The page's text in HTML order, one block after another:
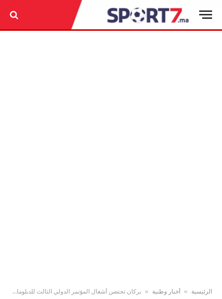
الرئيسية » أخبار وطنية » بركان تحتضن أشغال المؤتمر الدولي الثالث للدبلوماسية الرياضية.